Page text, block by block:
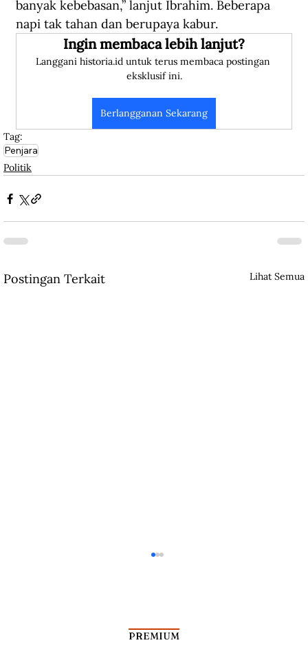
banyak kebebasan,” lanjut Ibrahim. Beberapa
napi tak tahan dan berupaya kabur.
Ingin membaca lebih lanjut?
Langgani historia.id untuk terus membaca postingan
eksklusif ini.
Berlangganan Sekarang
Tag:
Penjara
Politik
Postingan Terkait Lihat Semua
PREMIUM